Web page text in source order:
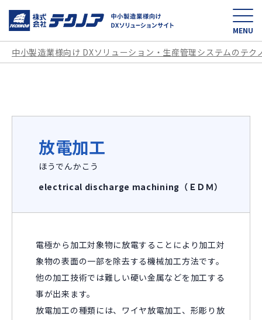
中小製造業様向け
MENU
中小製造業様向け DXソリューション・生産管理システムのテク
放電加工
ほうでんかこう
electrical discharge machining（ＥＤＭ）
電極から加工対象物に放電することにより加工対
象物の表面の一部を除去する機械加工方法です。
他の加工技術では難しい硬い金属などを加工する
事が出来ます。
放電加工の種類には、ワイヤ放電加工、形彫り放